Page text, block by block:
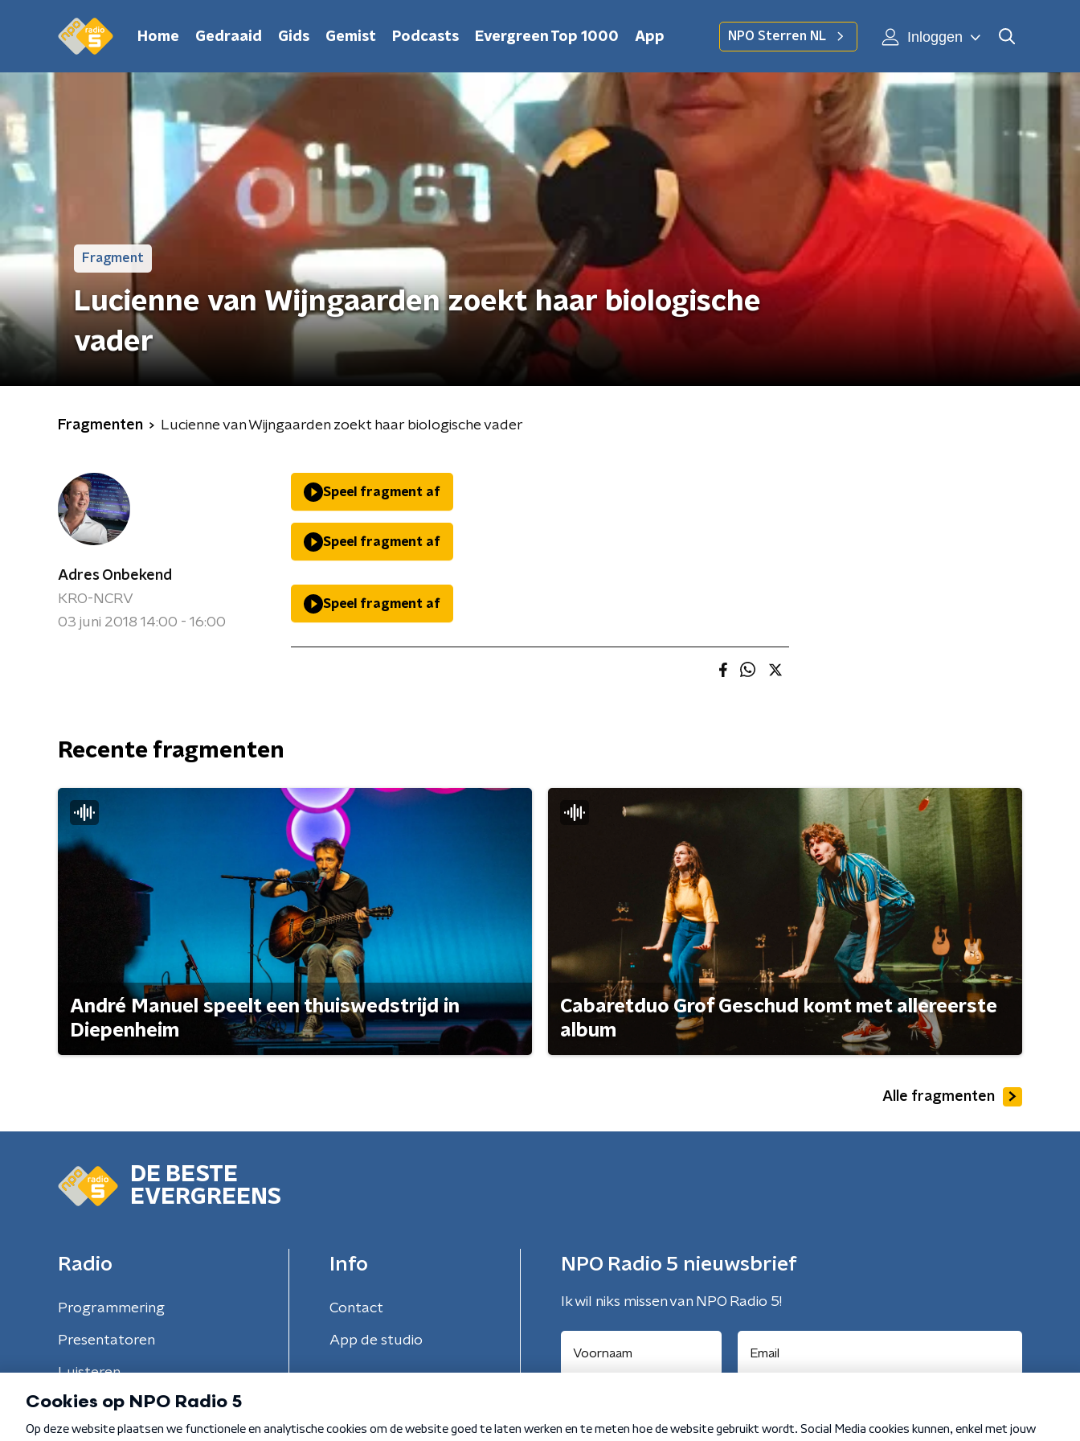
Home Gedraaid Gids Gemist Podcasts Evergreen Top 1000 App NPO Sterren NL Inloggen
Fragment
Lucienne van Wijngaarden zoekt haar biologische
vader
Fragmenten Lucienne van Wijngaarden zoekt haar biologische vader
Adres Onbekend
KRO-NCRV
03 juni 2018 14:00 - 16:00
Speel fragment af
Speel fragment af
Speel fragment af
Recente fragmenten
André Manuel speelt een thuiswedstrijd in
Diepenheim
Cabaretduo Grof Geschud komt met allereerste
album
Alle fragmenten
DE BESTE
EVERGREENS
Radio
Programmering
Presentatoren
Luisteren
Info
Contact
App de studio
NPO Radio 5 nieuwsbrief
Ik wil niks missen van NPO Radio 5!